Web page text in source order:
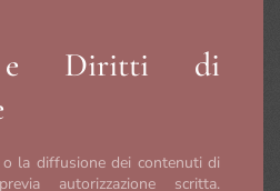
e Diritti di
la diffusione dei contenuti di
autorizzazione scritta.